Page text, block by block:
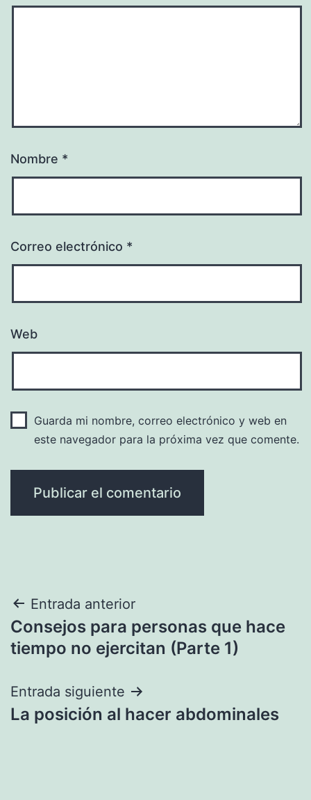
Nombre *
Correo electrónico *
Web
Guarda mi nombre, correo electrónico y web en
este navegador para la próxima vez que comente.
Navegación
de
Entrada anterior
Consejos para personas que hace
tiempo no ejercitan (Parte 1)
Entrada siguiente
La posición al hacer abdominales